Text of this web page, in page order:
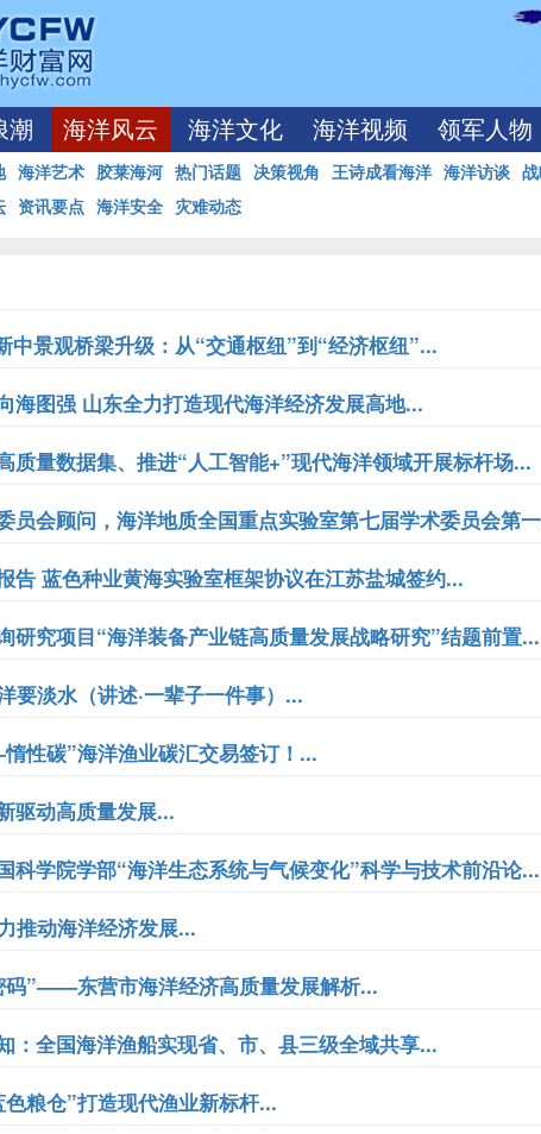
潮 海洋风云 海洋文化 海洋视频 领军人物
海洋艺术 胶莱海河 热门话题 决策视角 王诗成看海洋 海洋访谈
资讯要点 海洋安全 灾难动态
中景观桥梁升级：从“交通枢纽”到“经济枢纽”...
海图强 山东全力打造现代海洋经济发展高地...
质量数据集、推进“人工智能+”现代海洋领域开展标杆场...
员会顾问，海洋地质全国重点实验室第七届学术委员会第
告 蓝色种业黄海实验室框架协议在江苏盐城签约...
研究项目“海洋装备产业链高质量发展战略研究”结题前置...
要淡水（讲述·一辈子一件事）...
性碳”海洋渔业碳汇交易签订！...
驱动高质量发展...
科学院学部“海洋生态系统与气候变化”科学与技术前沿论...
推动海洋经济发展...
码”——东营市海洋经济高质量发展解析...
：全国海洋渔船实现省、市、县三级全域共享...
粮仓”打造现代渔业新标杆...